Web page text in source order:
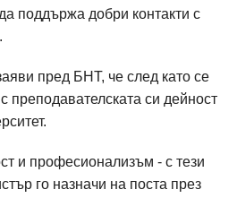
поддържа добри контакти с
пред БНТ, че след като се
преподавателската си дейност
и професионализъм - с тези
го назначи на поста през